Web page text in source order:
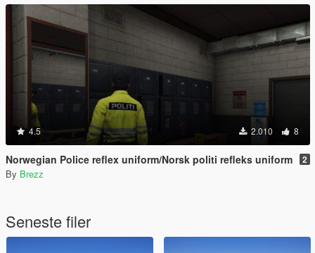
4.5 2.010 8
Norwegian Police reflex uniform/Norsk politi refleks uniform 2
By Brezz
Seneste filer